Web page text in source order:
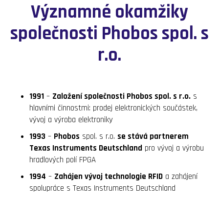
Významné okamžiky
společnosti Phobos spol. s
r.o.
1991 – Založení společnosti Phobos spol. s r.o. s
hlavními činnostmi: prodej elektronických součástek,
vývoj a výroba elektroniky
1993 – Phobos spol. s r.o. se stává partnerem
Texas Instruments Deutschland pro vývoj a výrobu
hradlových polí FPGA
1994 – Zahájen vývoj technologie RFID a zahájení
spolupráce s Texas Instruments Deutschland